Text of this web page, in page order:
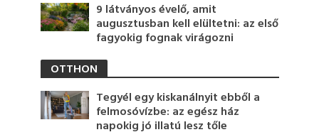
9 látványos évelő, amit
augusztusban kell elültetni: az első
fagyokig fognak virágozni
OTTHON
Tegyél egy kiskanálnyit ebből a
felmosóvízbe: az egész ház
napokig jó illatú lesz tőle